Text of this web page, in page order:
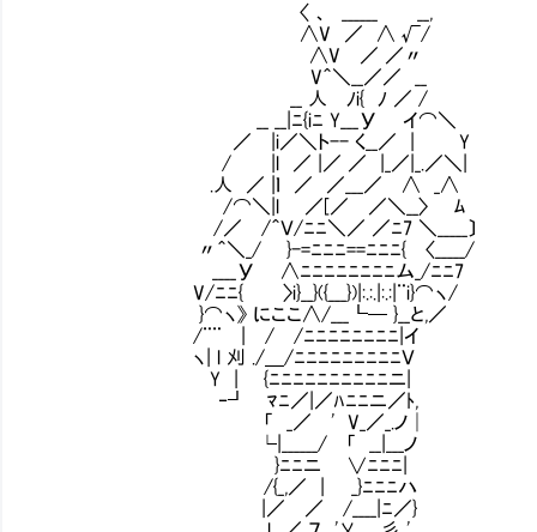
〈 、 ______ __,
∧V ／ ∧ √/
∧V ／ ／〃
V＾＼__／／ __
__ 人 ﾉi{ ﾉ ／ /
__ __|ﾆ{iﾆ Y___У イ⌒＼
／ |i／＼ト-- く__／ | Y
/ |l ／ |／ ／ |_／|_.／＼|
.人 ／ |ｌ ／ ／___／ ∧ _∧ ２０００年前の
/⌒＼|l ／[／ ／＼__〉 ﾑ
/／ /＾Ｖ/ﾆﾆ＼／ ／ﾆ7 ＼_____〕 俺も試し
〃＾＼_/ }-=ﾆﾆﾆ==ﾆﾆﾆ{ 〈_____/
____У ∧ﾆﾆﾆﾆﾆﾆﾆﾆム_/ﾆﾆ7
V/ﾆﾆ{ 〉i}__}({___})|:.:.|:.:|¨i}⌒ヽ/
}⌒ヽ》 にここ∧/___┗─ }__と,／
/¨¨ | / /ﾆﾆﾆﾆﾆﾆﾆﾆ|イ
ヽ| l 刈 ./＿/ﾆﾆﾆﾆﾆﾆﾆﾆﾆＶ
Y | {ﾆﾆﾆﾆﾆﾆﾆﾆﾆﾆニ|
‐┛ ﾏﾆ／|／ﾊﾆﾆニ／ﾄ,
「 _／ ' V_／_.ノ│
└|______/ 「 __|___ノ
}ﾆﾆニ ∨ﾆﾆﾆ|
/{_,／ | _}ﾆﾆﾆハ
|／ ／ /____|ﾆ／}